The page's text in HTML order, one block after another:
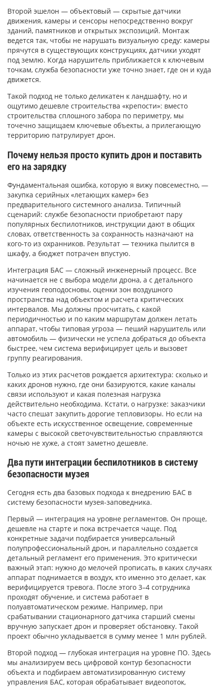
Второй эшелон — объектовый — скрытые датчики
движения, камеры и сенсоры непосредственно вокруг
зданий, памятников и открытых экспозиций. Монтаж
ведется так, чтобы не нарушать визуальную среду: камеры
прячутся в существующих конструкциях, датчики уходят
под землю. Когда нарушитель приближается к ключевым
точкам, служба безопасности уже точно знает, где он и куда
движется.
Такой подход не только деликатен к ландшафту, но и
ощутимо дешевле строительства «крепости»: вместо
строительства сплошного забора по периметру, мы
точечно защищаем ключевые объекты, а прилегающую
территорию патрулирует дрон.
Почему нельзя просто купить дрон и поставить
его на зарядку
Фундаментальная ошибка, которую я вижу повсеместно, —
закупка серийных «летающих камер» без
предварительного системного анализа. Типичный
сценарий: службе безопасности приобретают пару
популярных беспилотников, инструкции дают в общих
словах, ответственность за сохранность назначают на
кого-то из охранников. Результат — техника пылится в
шкафу, а бюджет потрачен впустую.
Интеграция БАС — сложный инженерный процесс. Все
начинается не с выбора модели дрона, а с детального
изучения геоподосновы, оценки зон воздушного
пространства над объектом и расчета критических
интервалов. Мы должны просчитать, с какой
периодичностью и по каким маршрутам должен летать
аппарат, чтобы типовая угроза — пеший нарушитель или
автомобиль — физически не успела добраться до объекта
быстрее, чем система верифицирует цель и вызовет
группу реагирования.
Только из этих расчетов рождается архитектура: сколько и
каких дронов нужно, где они базируются, какие каналы
связи используют и какая полезная нагрузка
действительно необходима. Кстати, о нагрузке: заказчики
часто спешат закупить дорогие тепловизоры. Но если на
объекте есть искусственное освещение, современные
камеры с высокой светочувствительностью справляются
ночью не хуже, а стоят заметно дешевле.
Два пути интеграции беспилотников в систему
безопасности музея
Сегодня есть два базовых подхода к внедрению БАС в
систему безопасности музея-заповедника.
Первый — интеграция на уровне регламентов. Он проще,
дешевле на старте и пока встречается чаще. Под
конкретные задачи подбирается универсальный
полупрофессиональный дрон, и параллельно создается
детальный регламент его применения. Это критически
важный этап: нужно до мелочей прописать, в каких случаях
аппарат поднимается в воздух, кто именно это делает, как
верифицируется тревога. После этого 3–4 сотрудника
проходят обучение, и система работает в
полуавтоматическом режиме. Например, при
срабатывании стационарного датчика старший смены
вручную запускает дрон и проверяет обстановку. Такой
проект обычно укладывается в сумму менее 1 млн рублей.
Второй подход — глубокая интеграция на уровне ПО. Здесь
мы анализируем весь цифровой контур безопасности
объекта и подбираем автоматизированную систему
управления БАС, которая обрабатывает видеопоток,